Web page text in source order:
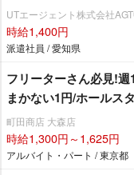
UTエージェント株式会社
時給1,400円
派遣社員 / 愛知県
フリーターさん必見!
まかない1円/ホールス
町田商店 大森店
時給1,300円～1,625円
アルバイト・パート / 東京都